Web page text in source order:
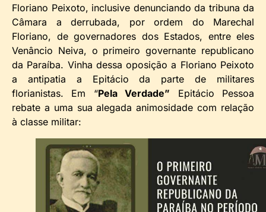
Floriano Peixoto, inclusive denunciando da tribuna da
Câmara a derrubada, por ordem do Marechal
Floriano, de governadores dos Estados, entre eles
Venâncio Neiva, o primeiro governante republicano
da Paraíba. Vinha dessa oposição a Floriano Peixoto
a antipatia a Epitácio da parte de militares
florianistas. Em “Pela Verdade” Epitácio Pessoa
rebate a uma sua alegada animosidade com relação
à classe militar: